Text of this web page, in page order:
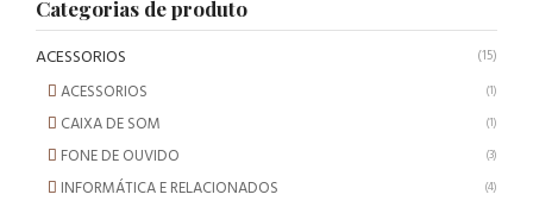
Categorias de produto
ACESSORIOS (15)
ACESSORIOS (1)
CAIXA DE SOM (1)
FONE DE OUVIDO (3)
INFORMÁTICA E RELACIONADOS (4)